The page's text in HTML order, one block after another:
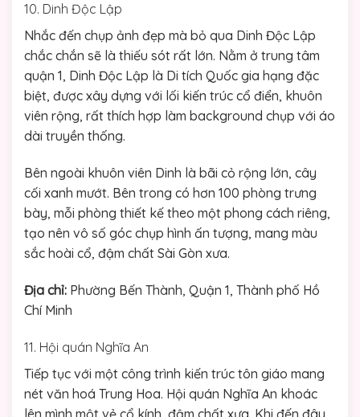
10. Dinh Độc Lập
Nhắc đến chụp ảnh đẹp mà bỏ qua Dinh Độc Lập
chắc chắn sẽ là thiếu sót rất lớn. Nằm ở trung tâm
quận 1, Dinh Độc Lập là Di tích Quốc gia hạng đặc
biệt, được xây dựng với lối kiến trúc cổ điển, khuôn
viên rộng, rất thích hợp làm background chụp với áo
dài truyền thống.
Bên ngoài khuôn viên Dinh là bãi cỏ rộng lớn, cây
cối xanh mướt. Bên trong có hơn 100 phòng trưng
bày, mỗi phòng thiết kế theo một phong cách riêng,
tạo nên vô số góc chụp hình ấn tượng, mang màu
sắc hoài cổ, đậm chất Sài Gòn xưa.
Địa chỉ: Phường Bến Thành, Quận 1, Thành phố Hồ
Chí Minh
11. Hội quán Nghĩa An
Tiếp tục với một công trình kiến trúc tôn giáo mang
nét văn hoá Trung Hoa. Hội quán Nghĩa An khoác
lên mình một vẻ cổ kính, đậm chất xưa. Khi đến đây,